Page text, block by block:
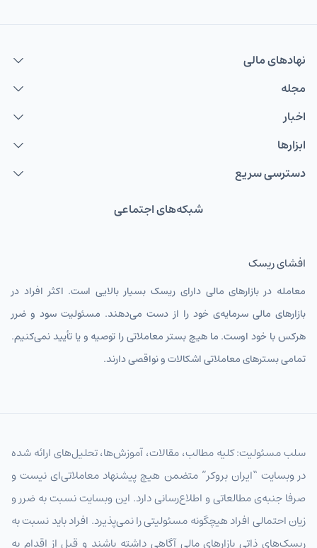
نهاد‌های مالی
مجله
اخبار
ابزارها
دسترسی سریع
شبکه‌های اجتماعی
افشای ریسک
معامله در بازارهای مالی دارای ریسک بسیار بالایی است. اکثر افراد در
بازارهای مالی سرمایه‌ی خود را از دست می‌دهند. مسئولیت سود و ضرر
هرکس با خود اوست. ما هیچ بستر معاملاتی را توصیه و یا تأیید نمی‌کنیم.
تمامی بسترهای معاملاتی اشکالات و نواقصی دارند.
سلب مسئولیت: کلیه مطالب، مقالات، آموزش‌ها، تحلیل‌های ارائه شده
در وبسایت “ایران بروکر” متضمن هیچ پیشنهاد معاملاتی‌ای نیست و
صرفا جنبه‌ی مطالعاتی و اطلاع‌رسانی دارد. این وبسایت نسبت به ضرر و
زیان احتمالی افراد هیچگونه مسئولیتی را نمی‌پذیرد. افراد باید نسبت به
ریسک‌های ذاتی بازارهای مالی آگاهی داشته باشند و قبل از اقدام به